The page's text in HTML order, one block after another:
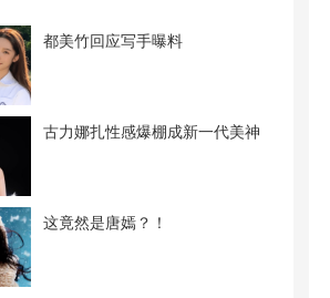
都美竹回应写手曝料
古力娜扎性感爆棚成新一代美神
这竟然是唐嫣？！